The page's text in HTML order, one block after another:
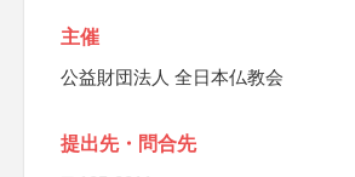
主催
公益財団法人 全日本仏教会
提出先・問合先